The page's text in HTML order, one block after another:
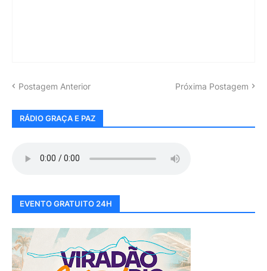
Postagem Anterior Próxima Postagem
RÁDIO GRAÇA E PAZ
EVENTO GRATUITO 24H